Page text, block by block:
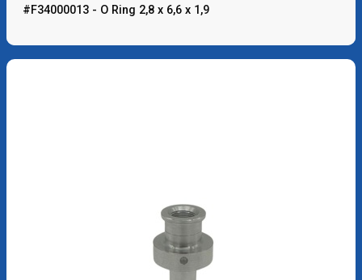
#F34000013 - O Ring 2,8 x 6,6 x 1,9